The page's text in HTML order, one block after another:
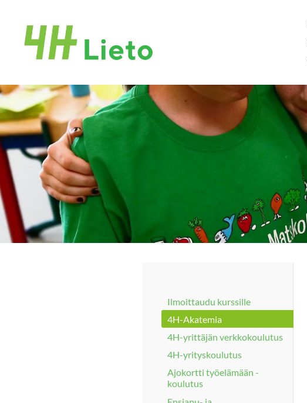
sivun
sisältöön
Liedon 4H-yhdistys
Ilmoittaudu kurssille
4H-Akatemia
4H-yrittäjän verkkokoulutus
4H-yrityskoulutus
Ajokortti työelämään -
koulutus